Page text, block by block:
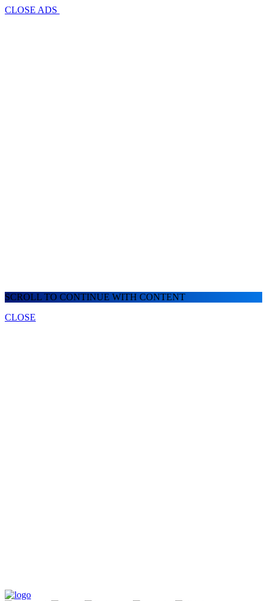
CLOSE ADS
SCROLL TO CONTINUE WITH CONTENT
CLOSE